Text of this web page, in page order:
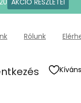
AKCIÓ RÉSZLETEI
Rólunk